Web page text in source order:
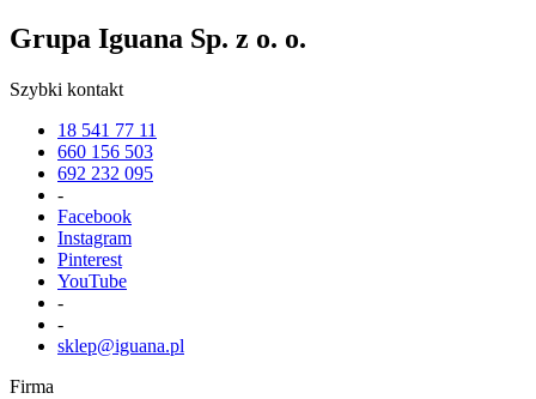
Grupa Iguana Sp. z o. o.
Szybki kontakt
18 541 77 11
660 156 503
692 232 095
-
Facebook
Instagram
Pinterest
YouTube
-
-
sklep@iguana.pl
Firma